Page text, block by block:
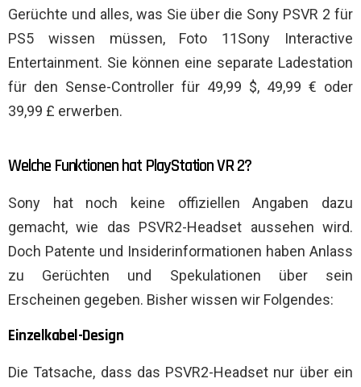
Gerüchte und alles, was Sie über die Sony PSVR 2 für
PS5 wissen müssen, Foto 11Sony Interactive
Entertainment. Sie können eine separate Ladestation
für den Sense-Controller für 49,99 $, 49,99 € oder
39,99 £ erwerben.
Welche Funktionen hat PlayStation VR 2?
Sony hat noch keine offiziellen Angaben dazu
gemacht, wie das PSVR2-Headset aussehen wird.
Doch Patente und Insiderinformationen haben Anlass
zu Gerüchten und Spekulationen über sein
Erscheinen gegeben. Bisher wissen wir Folgendes:
Einzelkabel-Design
Die Tatsache, dass das PSVR2-Headset nur über ein